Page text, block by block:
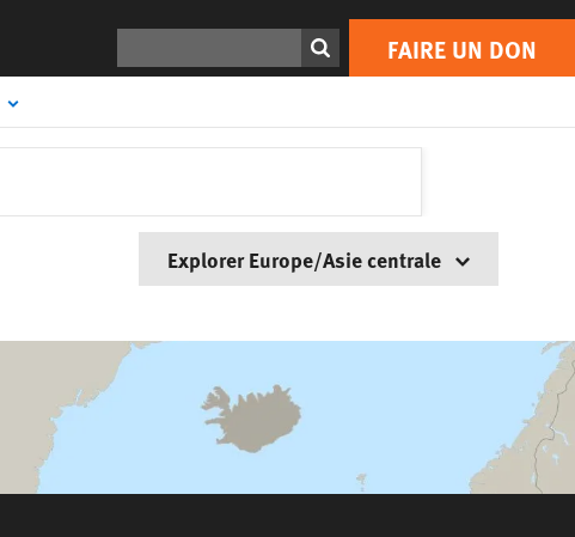
FAIRE UN DON
Explorer Europe/Asie centrale